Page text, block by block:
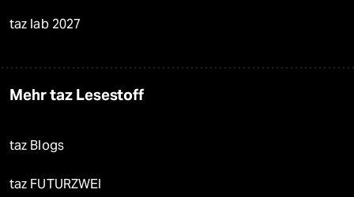
taz lab 2027
Mehr taz Lesestoff
taz Blogs
taz FUTURZWEI